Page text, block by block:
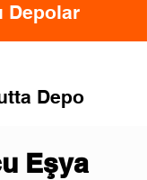
Depolar
Depo
Eşya